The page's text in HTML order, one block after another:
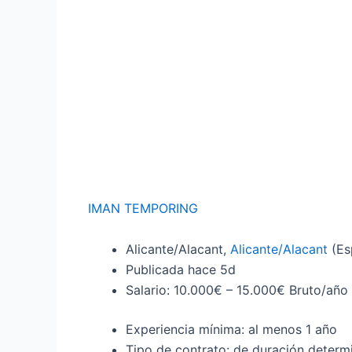
IMAN TEMPORING
Alicante/Alacant, Alicante/Alacant
Publicada hace 5d
Salario: 10.000€ – 15.000€ Bruto/año
Experiencia mínima: al menos 1 año